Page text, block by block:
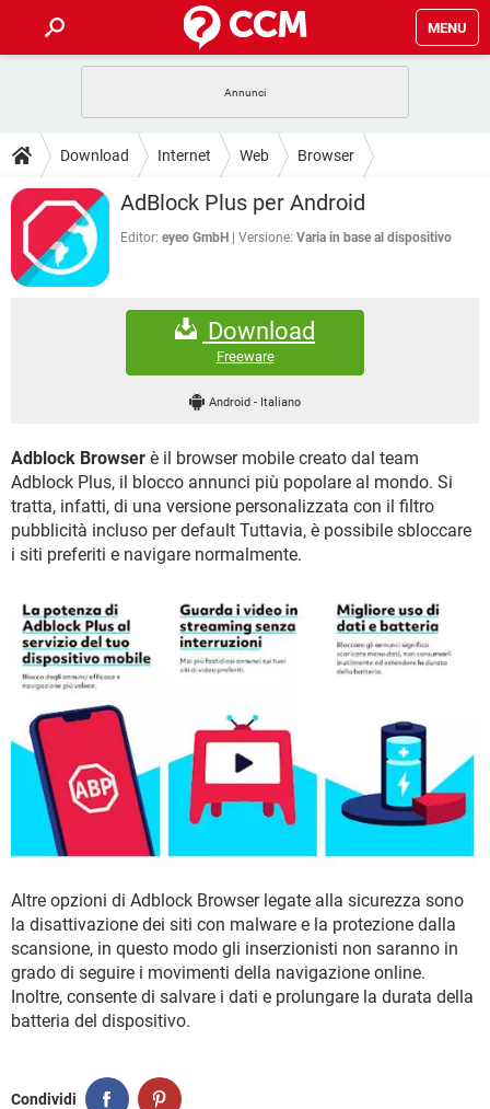
MENU
INTRATTENIMENTO ANDROID
iOS WINDOWS 10
INSTAGRAM WHATSAPP
TIKTOK
GUIDE
COVID-19 GAMING
INTRATTENIMENTO
iOS
FACEBOOK
DOWNLOAD
COVID-19 GAMING
INTRATTENIMENTO
WINDOWS 10
WHATSAPP
FORUM
ANDROID
WINDOWS 10
WHATSAPP
HARDWARE
GAMING
INSTAGRAM WHATSAPP
TIKTOK FACEBOOK
HARDWARE
Download Internet Web Browser
AdBlock Plus per Android
Editor: eyeo GmbH Versione: Varia in base al dispositivo
Download
Freeware
Android - Italiano
Adblock Browser è il browser mobile creato dal team
Adblock Plus, il blocco annunci più popolare al mondo. Si
tratta, infatti, di una versione personalizzata con il filtro
pubblicità incluso per default Tuttavia, è possibile sbloccare
i siti preferiti e navigare normalmente.
Altre opzioni di Adblock Browser legate alla sicurezza sono
la disattivazione dei siti con malware e la protezione dalla
scansione, in questo modo gli inserzionisti non saranno in
grado di seguire i movimenti della navigazione online.
Inoltre, consente di salvare i dati e prolungare la durata della
batteria del dispositivo.
Condividi